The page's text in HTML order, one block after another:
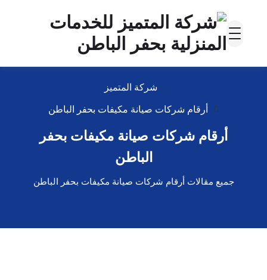
شركة المتميز
أرقام شركات صيانة مكيفات بحفر الباطن
أرقام شركات صيانة مكيفات بحفر
الباطن
جميع مقالات أرقام شركات صيانة مكيفات بحفر الباطن